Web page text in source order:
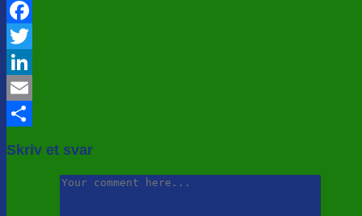
Facebook
Twitter
LinkedIn
Email
Skriv et svar